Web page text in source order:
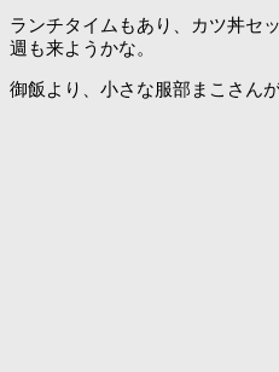
ランチタイムもあり、カツ丼セ
週も来ようかな。
御飯より、小さな服部まこさん